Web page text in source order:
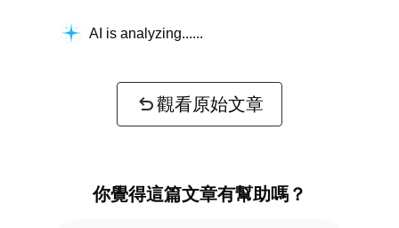
AI is analyzing...
觀看原始文章
你覺得這篇文章有幫助嗎？